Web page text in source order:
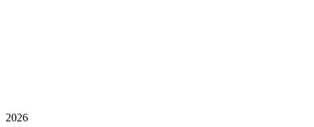
2026